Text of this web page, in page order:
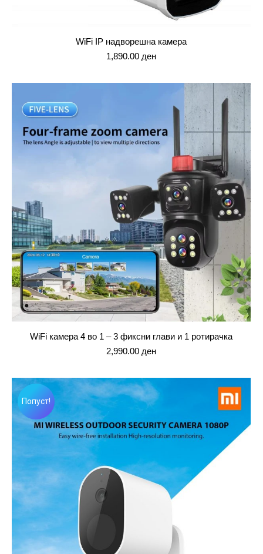
WiFi IP надворешна камера
1,890.00 ден
WiFi камера 4 во 1 – 3 фиксни глави и 1 ротирачка
2,990.00 ден
Попуст!